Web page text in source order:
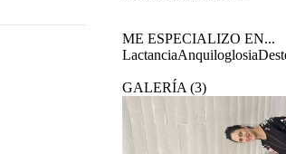
ME ESPECIALIZO EN...
LactanciaAnquiloglosia
GALERÍA (3)